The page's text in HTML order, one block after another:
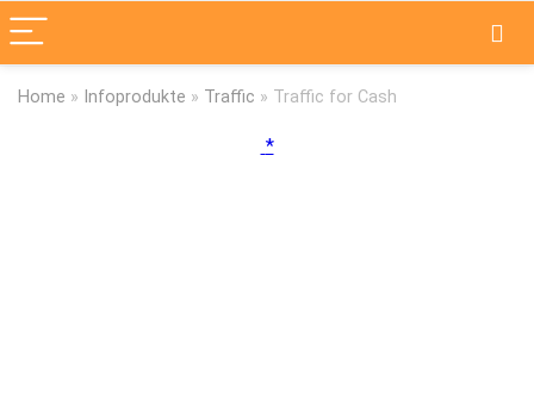
Home » Infoprodukte » Traffic » Traffic for Cash